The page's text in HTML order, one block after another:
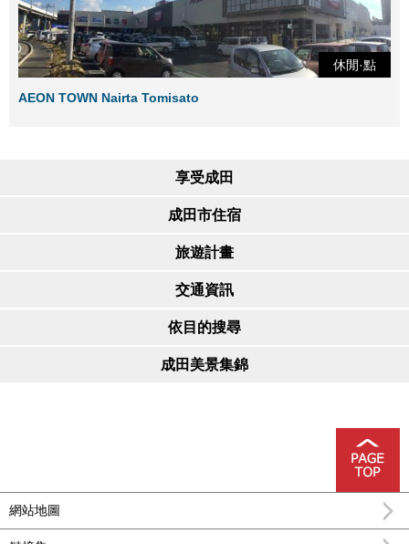
休閒·點
AEON TOWN Nairta Tomisato
享受成田
成田市住宿
旅遊計畫
交通資訊
依目的搜尋
成田美景集錦
網站地圖